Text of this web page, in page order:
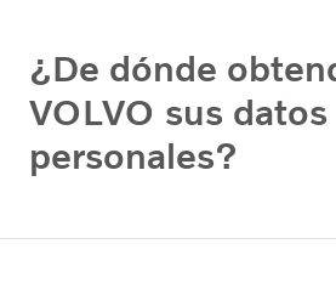
¿De dónde
VOLVO sus datos
personales?